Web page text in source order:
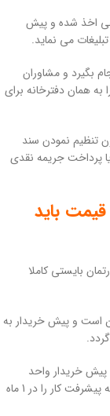
اخذ شده و پیش
می نماید.
بگیرد و مشاوران
به همان دفترخانه برای
تنظیم نمودن سند
پرداخت جریمه نقدی
باید
بایستی کاملا
است و پیش خریدار به
پیش خریدار واحد
می‌تواند پرداخت اقساطش را به زمانی بیاندازد که تاییدیه پیشرفت کار را در 1 ماه